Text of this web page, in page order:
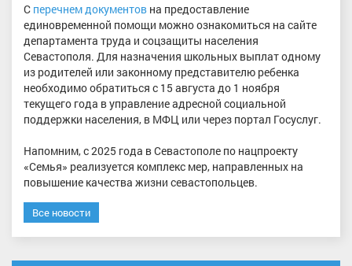
С перечнем документов на предоставление
единовременной помощи можно ознакомиться на сайте
департамента труда и соцзащиты населения
Севастополя. Для назначения школьных выплат одному
из родителей или законному представителю ребенка
необходимо обратиться с 15 августа до 1 ноября
текущего года в управление адресной социальной
поддержки населения, в МФЦ или через портал Госуслуг.
Напомним, с 2025 года в Севастополе по нацпроекту
«Семья» реализуется комплекс мер, направленных на
повышение качества жизни севастопольцев.
Все новости